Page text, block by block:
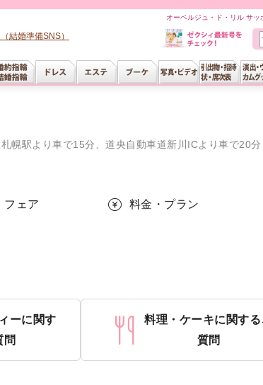
オーベルジュ・ド・リル サッ
結婚準備SNS）
幌駅より車で15分、道央自動車道新川ICより車で20分
フェア 料金・プラン
ーに関す
問
料理・ケーキに関す
質問